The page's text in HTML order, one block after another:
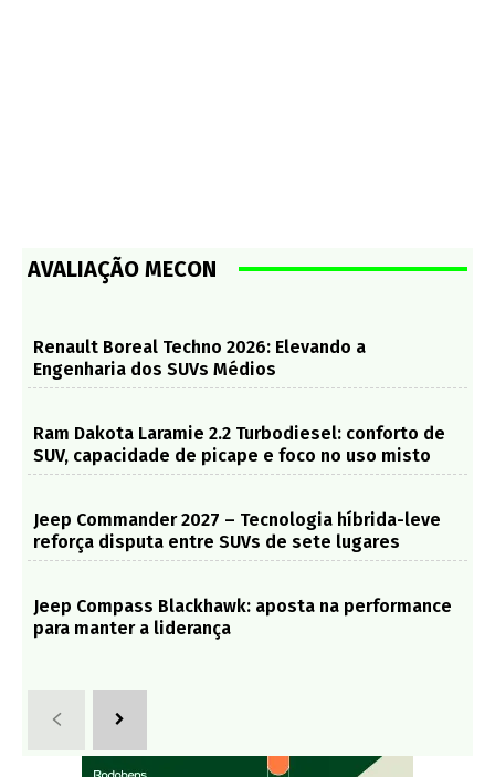
AVALIAÇÃO MECON
Renault Boreal Techno 2026: Elevando a
Engenharia dos SUVs Médios
Ram Dakota Laramie 2.2 Turbodiesel: conforto de
SUV, capacidade de picape e foco no uso misto
Jeep Commander 2027 – Tecnologia híbrida-leve
reforça disputa entre SUVs de sete lugares
Jeep Compass Blackhawk: aposta na performance
para manter a liderança